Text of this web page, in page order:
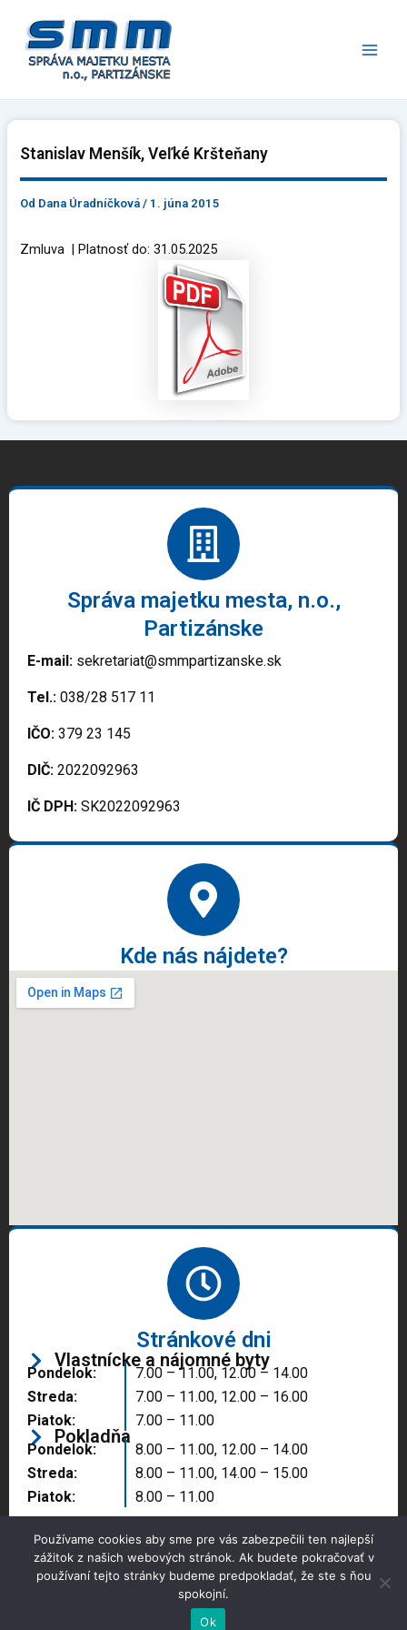
obsah
Stanislav Menšík, Veľké Kršteňany
Od Dana Úradníčková/ 1. júna 2015
Zmluva | Platnosť do: 31.05.2025
Správa majetku mesta, n.o.,
Partizánske
E-mail: sekretariat@smmpartizanske.sk
Tel.: 038/28 517 11
IČO: 379 23 145
DIČ: 2022092963
IČ DPH: SK2022092963
Kde nás nájdete?
Stránkové dni
Vlastnícke a nájomné byty
Pondelok:
Streda:
Piatok:
7.00 – 11.00, 12.00 – 14.00
7.00 – 11.00, 12.00 – 16.00
7.00 – 11.00
Pokladňa
Pondelok:
Streda:
Piatok:
8.00 – 11.00, 12.00 – 14.00
8.00 – 11.00, 14.00 – 15.00
8.00 – 11.00
Copyright © 2025 Správa majetku mesta, n.o.,
Partizánske
Používame cookies aby sme pre vás zabezpečili ten najlepší
zážitok z našich webových stránok. Ak budete pokračovať v
používaní tejto stránky budeme predpokladať, že ste s ňou
spokojní.
Ok